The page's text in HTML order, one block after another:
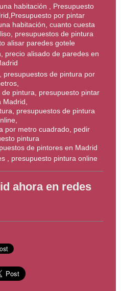
habitación , Presupuesto
por pintar
habitación, cuanto cuesta
presupuestos de pintura
alisar paredes gotele
precio alisado de paredes en
presupuestos de pintura por
pintura, presupuesto pintar
Madrid,
presupuestos de pintura
por metro cuadrado, pedir
pintura
de pintores en Madrid
, presupuesto pintura online
ahora en redes